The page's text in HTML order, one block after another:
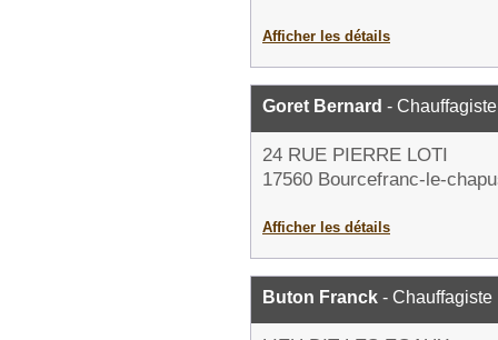
Afficher les détails
Goret Bernard - Chauffagiste
24 RUE PIERRE LOTI
17560 Bourcefranc-le-
Afficher les détails
Buton Franck - Chauffagiste